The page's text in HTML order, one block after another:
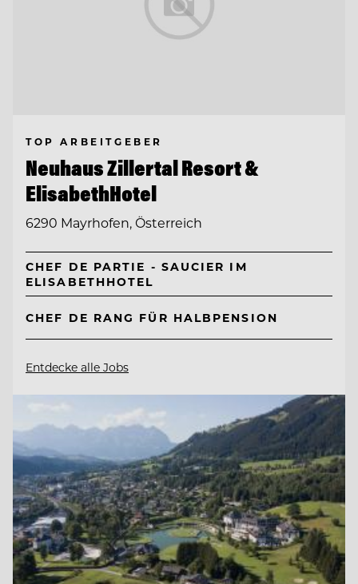
TOP ARBEITGEBER
Neuhaus Zillertal Resort &
ElisabethHotel
6290 Mayrhofen, Österreich
CHEF DE PARTIE - SAUCIER IM
ELISABETHHOTEL
CHEF DE RANG FÜR HALBPENSION
Entdecke alle Jobs